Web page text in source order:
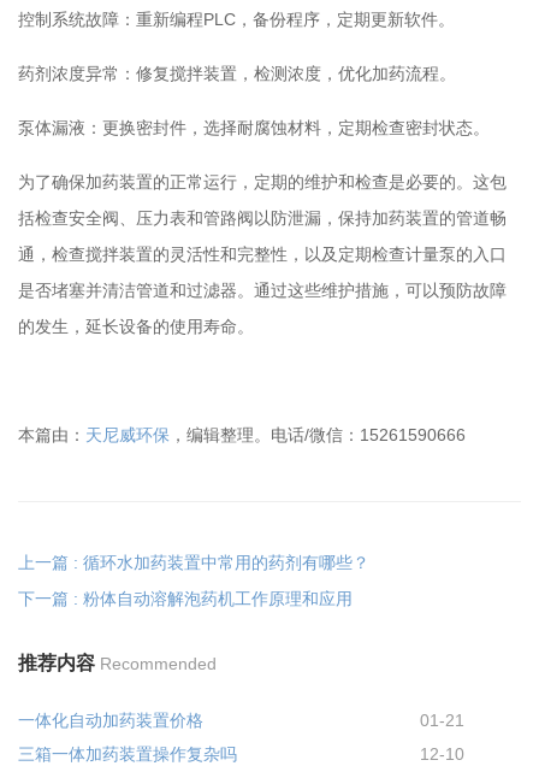
控制系统故障：重新编程PLC，备份程序，定期更新软件。
药剂浓度异常：修复搅拌装置，检测浓度，优化加药流程。
泵体漏液：更换密封件，选择耐腐蚀材料，定期检查密封状态。
为了确保加药装置的正常运行，定期的维护和检查是必要的。这包
括检查安全阀、压力表和管路阀以防泄漏，保持加药装置的管道畅
通，检查搅拌装置的灵活性和完整性，以及定期检查计量泵的入口
是否堵塞并清洁管道和过滤器。通过这些维护措施，可以预防故障
的发生，延长设备的使用寿命。
本篇由： 天尼威环保 ，编辑整理。电话/微信：15261590666
上一篇 : 循环水加药装置中常用的药剂有哪些？
下一篇 : 粉体自动溶解泡药机工作原理和应用
推荐内容 Recommended
一体化自动加药装置价格
01-21
三箱一体加药装置操作复杂吗
12-10